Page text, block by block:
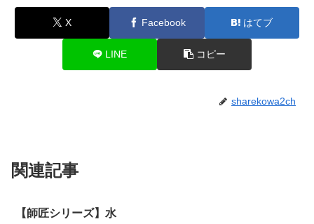
X Facebook はてブ
LINE コピー
sharekowa2ch
関連記事
【師匠シリーズ】水